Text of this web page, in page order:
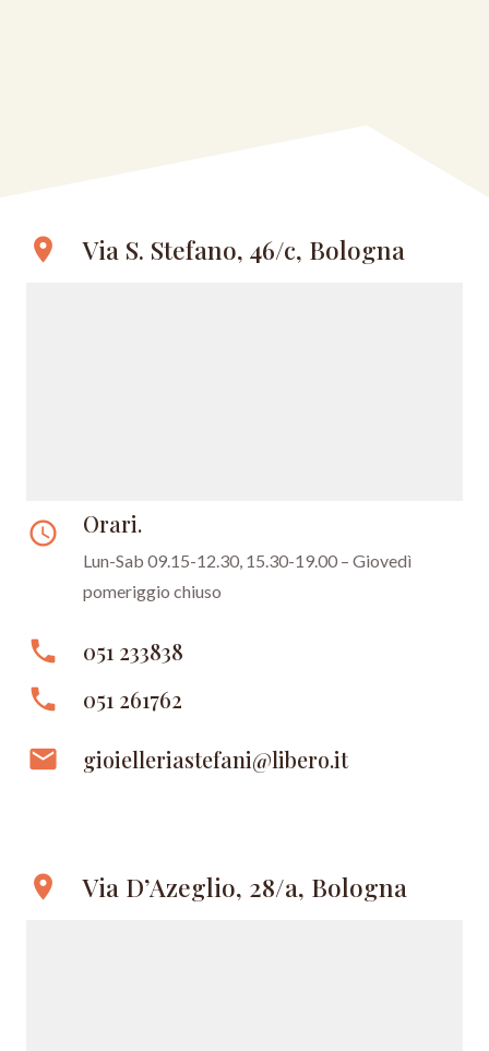
location_on Via S. Stefano, 46/c, Bologna
access_time Orari.
Lun-Sab 09.15-12.30, 15.30-19.00 – Giovedì
pomeriggio chiuso
phone 051 233838
phone 051 261762
email gioielleriastefani@libero.it
location_on Via D’Azeglio, 28/a, Bologna